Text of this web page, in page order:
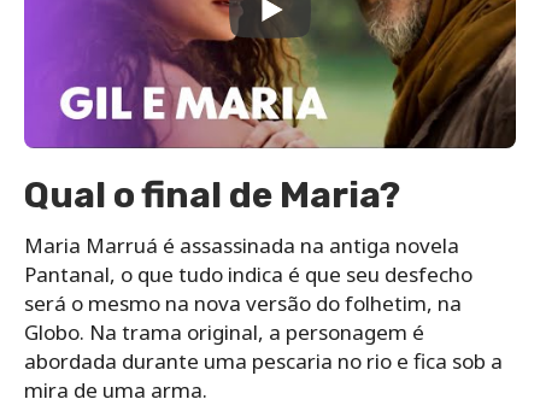
Qual o final de Maria?
Maria Marruá é assassinada na antiga novela
Pantanal, o que tudo indica é que seu desfecho
será o mesmo na nova versão do folhetim, na
Globo. Na trama original, a personagem é
abordada durante uma pescaria no rio e fica sob a
mira de uma arma.